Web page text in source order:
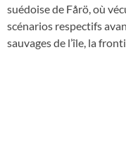
suédoise de Fårö, où
scénarios respectifs
sauvages de l’île, la